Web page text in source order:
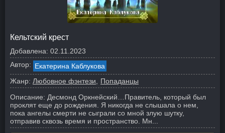
Кельтский крест
Добавлена: 02.11.2023
Автор: Екатерина Каблукова
Жанр: Любовное фэнтези
Попаданцы
Описание: Десмонд Оркнейский… Правитель, который был
проклят еще до рождения. Я никогда не слышала о нем,
пока ангелы смерти не сыграли со мной злую шутку,
отправив сквозь время и пространство. Мн...